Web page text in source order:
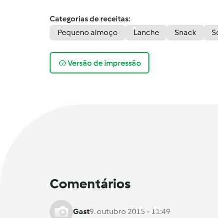
Categorias de receitas:
Pequeno almoço
Lanche Snack
Versão de impressão
Comentários
Gast9. outubro 2015 - 11:49